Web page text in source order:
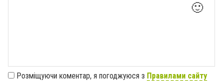
🙂
Розміщуючи коментар, я погоджуюся з Правилами сайту